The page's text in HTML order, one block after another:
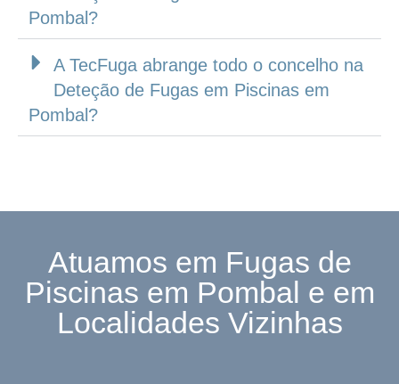
Pombal?
A TecFuga abrange todo o concelho na
Deteção de Fugas em Piscinas em
Pombal?
Atuamos em Fugas de
Piscinas em Pombal e em
Localidades Vizinhas